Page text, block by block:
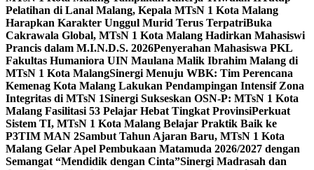
Pelatihan di Lanal Malang, Kepala MTsN 1 Kota Malang
Harapkan Karakter Unggul Murid Terus TerpatriBuka
Cakrawala Global, MTsN 1 Kota Malang Hadirkan Mahasiswi
Prancis dalam M.I.N.D.S. 2026Penyerahan Mahasiswa PKL
Fakultas Humaniora UIN Maulana Malik Ibrahim Malang di
MTsN 1 Kota MalangSinergi Menuju WBK: Tim Perencana
Kemenag Kota Malang Lakukan Pendampingan Intensif Zona
Integritas di MTsN 1Sinergi Sukseskan OSN-P: MTsN 1 Kota
Malang Fasilitasi 53 Pelajar Hebat Tingkat ProvinsiPerkuat
Sistem TI, MTsN 1 Kota Malang Belajar Praktik Baik ke
P3TIM MAN 2Sambut Tahun Ajaran Baru, MTsN 1 Kota
Malang Gelar Apel Pembukaan Matamuda 2026/2027 dengan
Semangat “Mendidik dengan Cinta”Sinergi Madrasah dan